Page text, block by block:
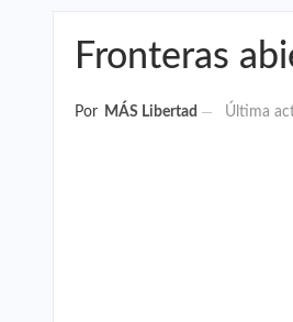
Fronteras
Por MÁS Libertad Última